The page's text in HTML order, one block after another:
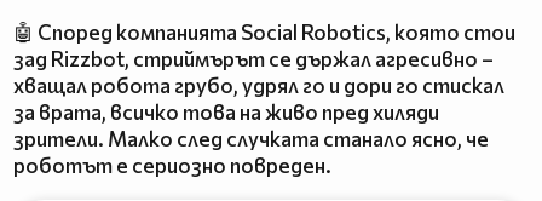
🤖 Според компанията Social Robotics, която стои
зад Rizzbot, стриймърът се държал агресивно –
хващал робота грубо, удрял го и дори го стискал
за врата, всичко това на живо пред хиляди
зрители. Малко след случката станало ясно, че
роботът е сериозно повреден.